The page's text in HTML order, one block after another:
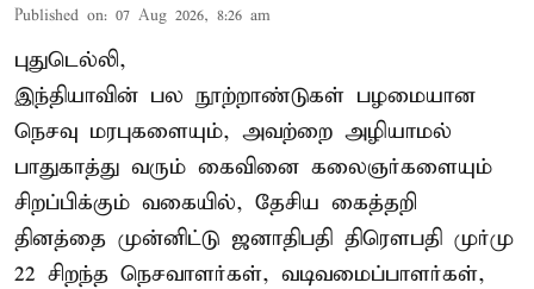
Published on: 07 Aug 2026, 8:26 am
புதுடெல்லி,
இந்தியாவின் பல நூற்றாண்டுகள் பழமையான
நெசவு மரபுகளையும், அவற்றை அழியாமல்
பாதுகாத்து வரும் கைவினை கலைஞர்களையும்
சிறப்பிக்கும் வகையில், தேசிய கைத்தறி
தினத்தை முன்னிட்டு ஜனாதிபதி திரௌபதி முர்மு
22 சிறந்த நெசவாளர்கள், வடிவமைப்பாளர்கள்,